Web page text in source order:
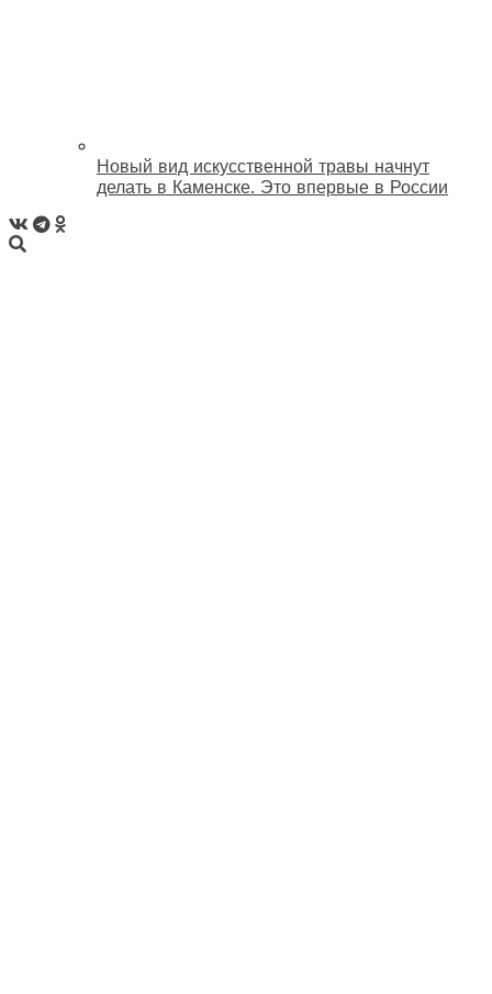
Новый вид искусственной травы начнут
делать в Каменске. Это впервые в России